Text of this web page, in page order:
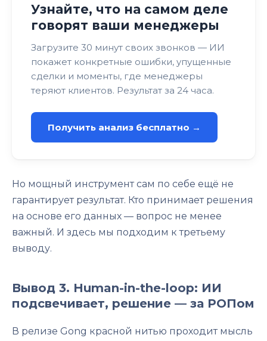
Узнайте, что на самом деле
говорят ваши менеджеры
Загрузите 30 минут своих звонков — ИИ
покажет конкретные ошибки, упущенные
сделки и моменты, где менеджеры
теряют клиентов. Результат за 24 часа.
Получить анализ бесплатно →
Но мощный инструмент сам по себе ещё не
гарантирует результат. Кто принимает решения
на основе его данных — вопрос не менее
важный. И здесь мы подходим к третьему
выводу.
Вывод 3. Human-in-the-loop: ИИ
подсвечивает, решение — за РОПом
В релизе Gong красной нитью проходит мысль